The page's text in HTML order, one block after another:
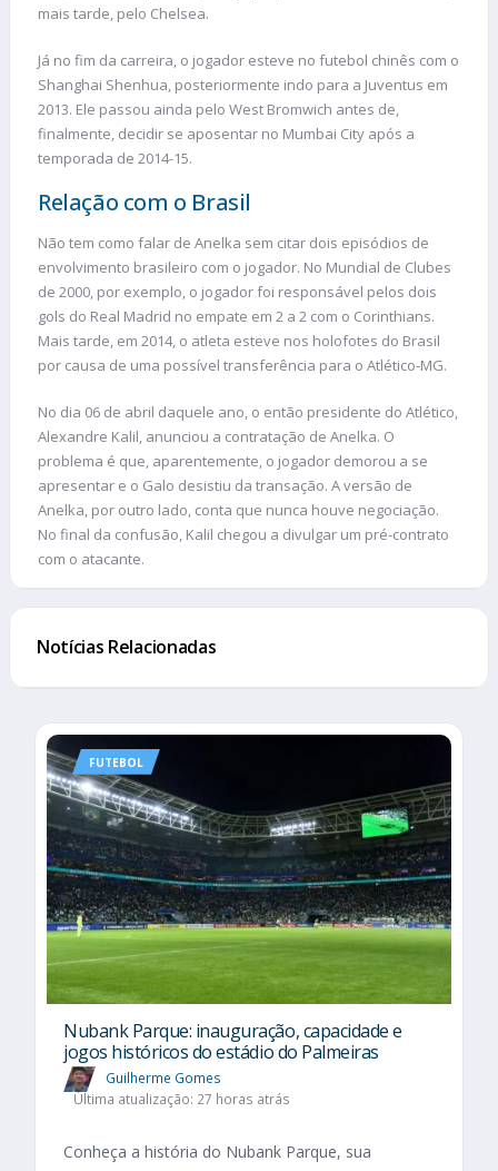
mais tarde, pelo Chelsea.
Já no fim da carreira, o jogador esteve no futebol chinês com o
Shanghai Shenhua, posteriormente indo para a Juventus em
2013. Ele passou ainda pelo West Bromwich antes de,
finalmente, decidir se aposentar no Mumbai City após a
temporada de 2014-15.
Relação com o Brasil
Não tem como falar de Anelka sem citar dois episódios de
envolvimento brasileiro com o jogador. No Mundial de Clubes
de 2000, por exemplo, o jogador foi responsável pelos dois
gols do Real Madrid no empate em 2 a 2 com o Corinthians.
Mais tarde, em 2014, o atleta esteve nos holofotes do Brasil
por causa de uma possível transferência para o Atlético-MG.
No dia 06 de abril daquele ano, o então presidente do Atlético,
Alexandre Kalil, anunciou a contratação de Anelka. O
problema é que, aparentemente, o jogador demorou a se
apresentar e o Galo desistiu da transação. A versão de
Anelka, por outro lado, conta que nunca houve negociação.
No final da confusão, Kalil chegou a divulgar um pré-contrato
com o atacante.
Notícias Relacionadas
FUTEBOL
Nubank Parque: inauguração, capacidade e
jogos históricos do estádio do Palmeiras
Guilherme Gomes
Última atualização: 27 horas atrás
Conheça a história do Nubank Parque, sua